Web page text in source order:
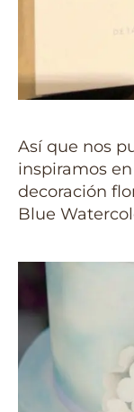
Así que nos
inspiramos
decoración
Blue